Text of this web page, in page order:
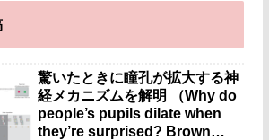
驚いたときに瞳孔が拡大する神
経メカニズムを解明 （Why do
people’s pupils dilate when
they’re surprised? Brown